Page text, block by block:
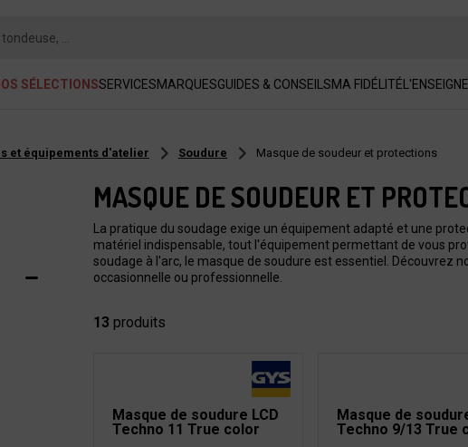
...
SÉLECTIONSSERVICESMARQUESGUIDES & CONSEILSMA FIDÉLITÉL'ENSEIGNE
et équipements d'atelier Soudure Masque de soudeur et protections
MASQUE DE SOUDEUR ET
La pratique du soudage exige un équipement adapté et une
matériel indispensable, tout l'équipement permettant de vous
soudage à l'arc, le masque de soudure est essentiel.
occasionnelle ou professionnelle.
13 produits
Masque de soudure LCD
Techno 11 True color
Masque de
Techno 9/13 True